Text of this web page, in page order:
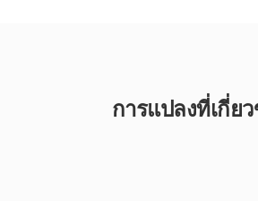
การแปลงที่เกี่ย